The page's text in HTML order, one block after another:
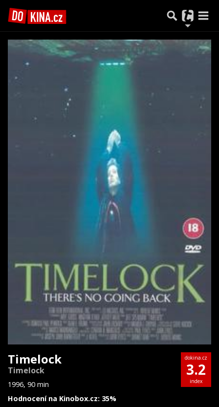
Timelock
Timelock
1996, 90 min
Hodnocení na Kinobox.cz: 35%
dokina.cz
3.2
index